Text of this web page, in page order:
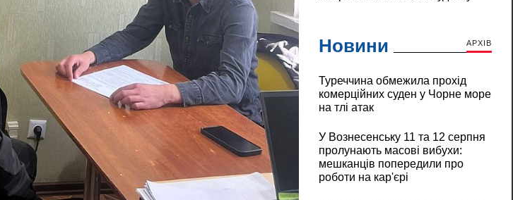
Новини АРХІВ
Туреччина обмежила прохід
комерційних суден у Чорне море
на тлі атак
У Вознесенську 11 та 12 серпня
пролунають масові вибухи:
мешканців попередили про
роботи на кар'єрі